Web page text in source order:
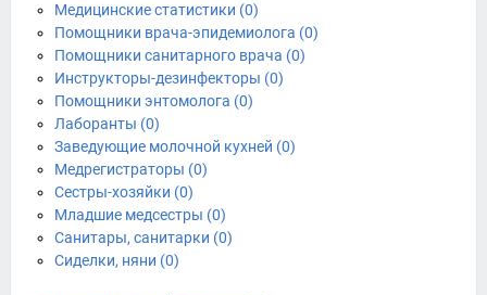
Медицинские статистики (0)
Помощники врача-эпидемиолога (0)
Помощники санитарного врача (0)
Инструкторы-дезинфекторы (0)
Помощники энтомолога (0)
Лаборанты (0)
Заведующие молочной кухней (0)
Медрегистраторы (0)
Сестры-хозяйки (0)
Младшие медсестры (0)
Санитары, санитарки (0)
Сиделки, няни (0)